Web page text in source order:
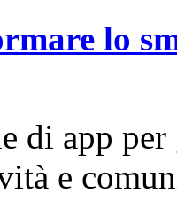
lo
di app
e